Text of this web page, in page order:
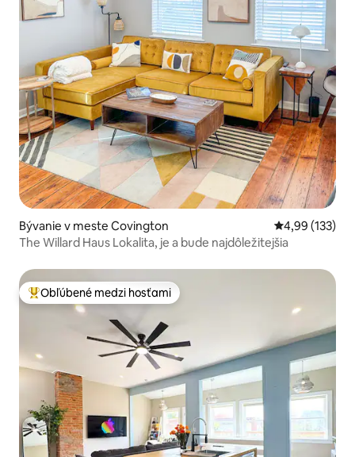
Bývanie v meste Covington Priemerné
4,99 (133)
The Willard Haus Lokalita, je a bude najdôležitejšia
Najobľúbenejšie medzi hosťami
Obľúbené medzi hosťami